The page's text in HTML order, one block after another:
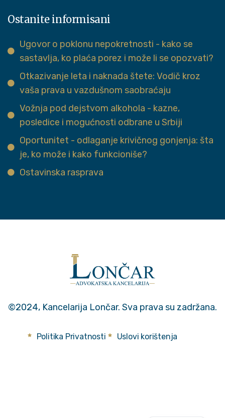
Ostanite informisani
Ugovor o poklonu nepokretnosti - kako se
sastavlja, ko plaća porez i može li se opozvati?
Otkazivanje leta i naknada štete: Vodič kroz
vaša prava u vazdušnom saobraćaju
Vožnja pod dejstvom alkohola - kazne,
posledice i mogućnosti odbrane u Srbiji
Oportunitet - odlaganje krivičnog gonjenja: šta
je, ko može i kako funkcioniše?
Ostavinska rasprava
©2024, Kancelarija Lončar. Sva prava su zadržana.
Politika Privatnosti Uslovi korištenja